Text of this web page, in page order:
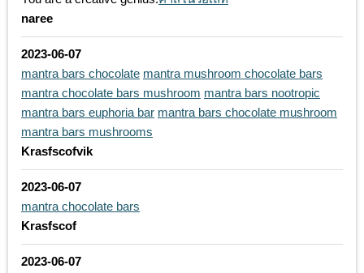
naree
2023-06-07
mantra bars chocolate mantra mushroom chocolate bars
mantra chocolate bars mushroom mantra bars nootropic
mantra bars euphoria bar mantra bars chocolate mushroom
mantra bars mushrooms
Krasfscofvik
2023-06-07
mantra chocolate bars
Krasfscof
2023-06-07